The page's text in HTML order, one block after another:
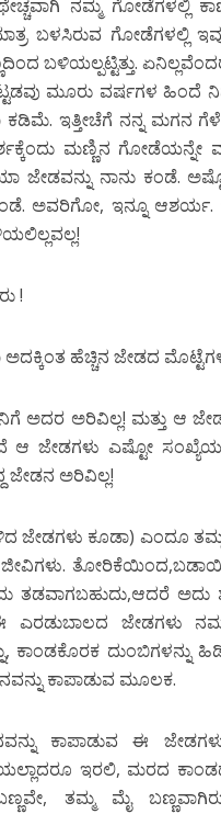
ನಮ್ಮ
ಬಳಸಿರುವ ಗೋಡೆಗಳಲ್ಲಿ
ಬಳಿಯಲ್ಪಟ್ಟಿತ್ತು.
ಮೂರು ವರ್ಷಗಳ ಹಿಂದೆ
ಇತ್ತೀಚೆಗೆ ನನ್ನ ಮಗನ
ಮಣ್ಣಿನ ಗೋಡೆಯನ್ನೇ
ನಾನು ಕಂಡೆ.
ಅವರಿಗೋ, ಇನ್ನೂ ಆಶರ್ಯ.
!
ಹೆಚ್ಚಿನ ಜೇಡದ
ಅದರ ಅರಿವಿಲ್ಲ! ಮತ್ತು ಆ
ಜೇಡಗಳು ಎಷ್ಟೋ ಸಂಖ್ಯೆಯ
ಜೇಡನ ಅರಿವಿಲ್ಲ!
ಜೇಡಗಳು ಕೂಡಾ) ಎಂದೂ
ತೋರಿಕೆಯಿಂದ,ಬಡಾಯಿ
ತಡವಾಗಬಹುದು,ಆದರೆ ಅದು
ಜೇಡಗಳು
ಕಾಂಡಕೊರಕ
ಕಾಪಾಡುವ ಮೂಲಕ.
ಕಾಪಾಡುವ ಈ
ಇರಲಿ, ಮರದ
ತಮ್ಮ ಮೈ